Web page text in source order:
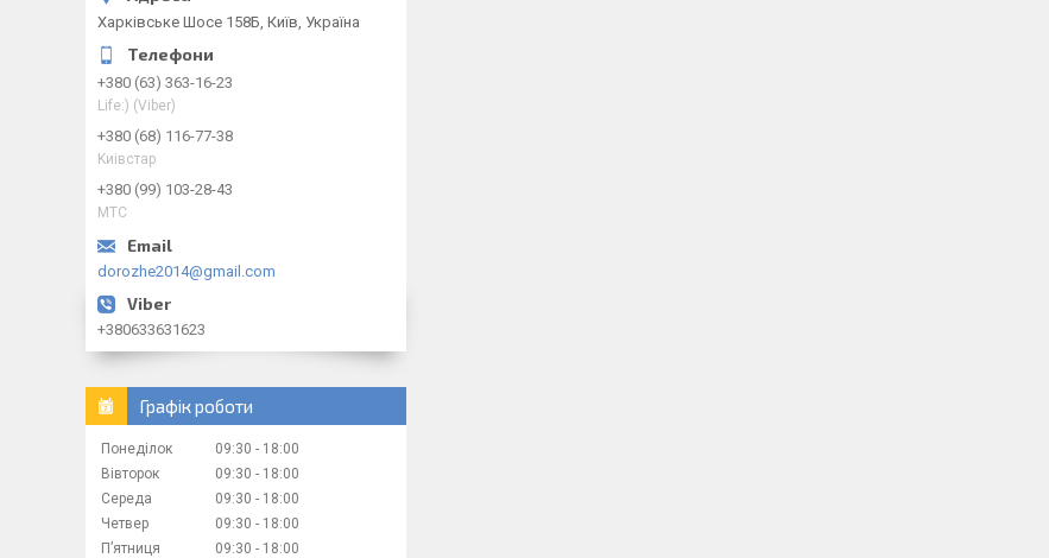
Харківське Шосе 158Б, Київ, Україна
+380 (63) 363-16-23
Life:) (Viber)
+380 (68) 116-77-38
Kиiвcтap
+380 (99) 103-28-43
МТС
dorozhe2014@gmail.com
+380633631623
Графік роботи
Понеділок 09:30
18:00
Вівторок
09:30
18:00
Середа
09:30
18:00
Четвер
09:30
18:00
Пʼятниця
09:30 18:00